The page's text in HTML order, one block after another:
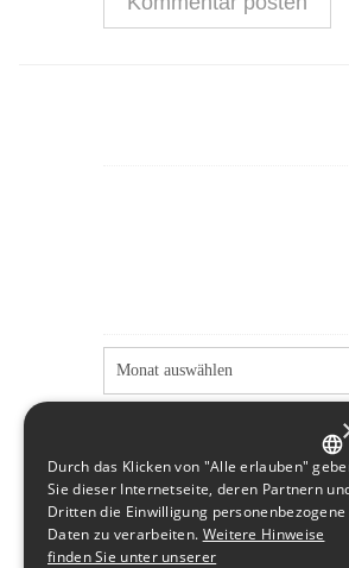
GERMAN
ENGLISH
Durch das Klicken von "Alle erlauben"
Sie dieser Internetseite, deren Partnern
Dritten die Einwilligung personenbezogene
Daten zu verarbeiten. Weitere Hinweise
finden Sie unter unserer